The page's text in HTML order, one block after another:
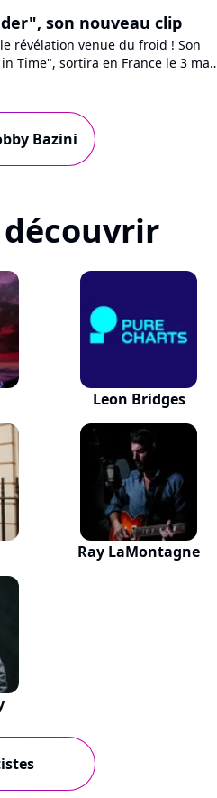
son nouveau clip
révélation venue du froid ! Son
Time", sortira en France le 3 mai.
Bazini
Leon Bridges
Ray LaMontagne